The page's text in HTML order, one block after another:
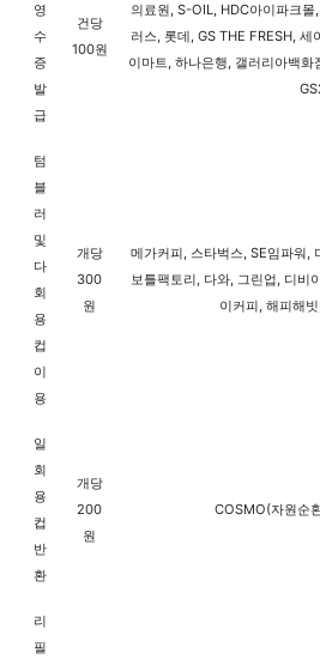
영
수
증
발
급
건당
100원
의료원, S-OIL, HDC아이파크
러스, 롯데, GS THE FRESH,
이마트, 하나은행, 갤러리아백
텀
블
러
및
다
회
용
컵
이
용
개당
300
원
메가커피, 스타벅스, SE임파워,
보틀팩토리, 다와, 그린업, 디비
이커피, 해피해
일
회
용
컵
반
환
개당
200
원
COSMO(자원순
리
필